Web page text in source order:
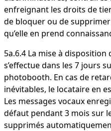
enfreignant les droits de
de bloquer ou de
qu’elle en prend
5a.6.4 La mise à disposition
s’effectue dans les 7 jours
photobooth. En cas de
inévitables, le locataire en
Les messages vocaux
défaut pendant 3 mois sur
supprimés